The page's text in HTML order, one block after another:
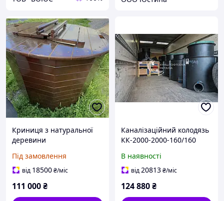
Криниця з натуральної
деревини
Під замовлення
від 18500₴/міс
111 000₴
Каналізаційний колодязь
КК-2000-2000-160/160
В наявності
від20813₴/міс
124 880₴